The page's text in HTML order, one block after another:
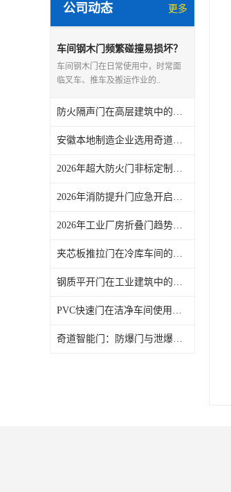
抗爆门
快速门
提升门
公司动态 更多
车间钢木门频繁碰撞易损坏？
奇道智能门采用抗冲击设计
车间钢木门在日常使用中，时常面
临叉车、推车及搬运作业的..
防火隔声门在高层建筑中的配置要求，奇道智能门2026年行业观察
安徽本地制造企业选用奇道智能门车间快速门，维护成本是否可控？
2026年超大防火门非标定制周期多长？奇道智能门源头工厂可对接
2026年消防提升门应急开启功能解析——奇道智能门案例
2026年工业厂房折叠门趋势：奇道智能门强调耐用与密封
夹芯板推拉门在冷库车间的适用性，奇道智能门提供选型参考
钢质平开门在工业建筑中的选用，奇道智能门观察
PVC快速门在洁净车间使用需注意什么？奇道智能门总结要点
奇道智能门：防爆门与泄爆门的核心区别，适用于哪些场景？